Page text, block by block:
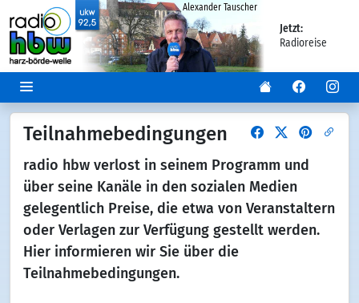
Alexander Tauscher
Jetzt:
Radioreise
Teilnahmebedingungen
radio hbw verlost in seinem Programm und
über seine Kanäle in den sozialen Medien
gelegentlich Preise, die etwa von Veranstaltern
oder Verlagen zur Verfügung gestellt werden.
Hier informieren wir Sie über die
Teilnahmebedingungen.